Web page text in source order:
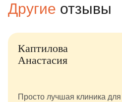
Другие отзывы
лучшая клиника для детей